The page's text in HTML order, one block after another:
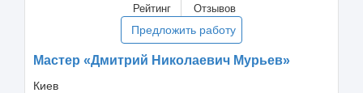
Рейтинг Отзывов
Предложить работу
Мастер «Дмитрий Николаевич Мурьев»
Киев